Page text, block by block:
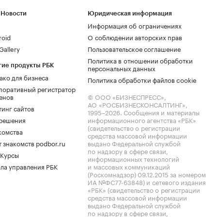
продукты РБК
для бизнеса
регистратор
сайтов
знакомств podbor.ru
управления РБК
Юридическая информация
Информация об ограничениях
О соблюдении авторских прав
Пользовательское соглашение
Политика в отношении обработки
персональных данных
Политика обработки файлов cookie
© ООО «БИЗНЕСПРЕСС»,
АО «РОСБИЗНЕСКОНСАЛТИНГ»,
1995–2026. Сообщения и материалы
информационного агентства «РБК»
(свидетельство о регистрации
средства массовой информации
выдано Федеральной службой
по надзору в сфере связи,
информационных технологий
и массовых коммуникаций
(Роскомнадзор) 09.12.2015 за номером
ИА №ФС77-63848) и сетевого издания
«РБК» (свидетельство о регистрации
средства массовой информации
выдано Федеральной службой
по надзору в сфере связи,